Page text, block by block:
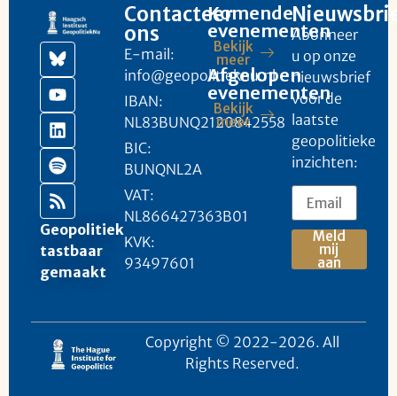
Geopolitiek
tastbaar
gemaakt
Contacteer
ons
E-mail:
info@geopolitieknu.nl
IBAN:
NL83BUNQ2120842558
BIC:
BUNQNL2A
VAT:
NL866427363B01
KVK:
93497601
Komende
evenementen
Bekijk
meer
Afgelopen
evenementen
Bekijk
meer
Abonneer
u op onze
nieuwsbrief
voor de
laatste
geopolitieke
inzichten:
Meld
mij
aan
Copyright © 2022-2026. All
Rights Reserved.